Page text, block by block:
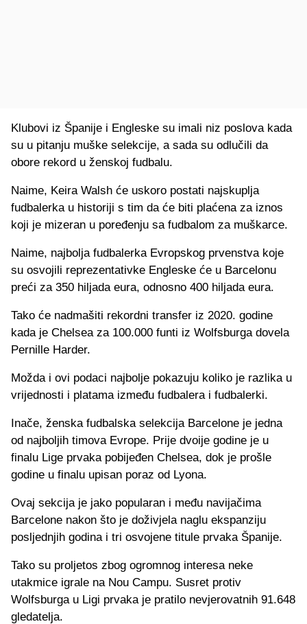
Klubovi iz Španije i Engleske su imali niz poslova kada
su u pitanju muške selekcije, a sada su odlučili da
obore rekord u ženskoj fudbalu.
Naime, Keira Walsh će uskoro postati najskuplja
fudbalerka u historiji s tim da će biti plaćena za iznos
koji je mizeran u poređenju sa fudbalom za muškarce.
Naime, najbolja fudbalerka Evropskog prvenstva koje
su osvojili reprezentativke Engleske će u Barcelonu
preći za 350 hiljada eura, odnosno 400 hiljada eura.
Tako će nadmašiti rekordni transfer iz 2020. godine
kada je Chelsea za 100.000 funti iz Wolfsburga dovela
Pernille Harder.
Možda i ovi podaci najbolje pokazuju koliko je razlika u
vrijednosti i platama između fudbalera i fudbalerki.
Inače, ženska fudbalska selekcija Barcelone je jedna
od najboljih timova Evrope. Prije dvoije godine je u
finalu Lige prvaka pobijeđen Chelsea, dok je prošle
godine u finalu upisan poraz od Lyona.
Ovaj sekcija je jako popularan i među navijačima
Barcelone nakon što je doživjela naglu ekspanziju
posljednjih godina i tri osvojene titule prvaka Španije.
Tako su proljetos zbog ogromnog interesa neke
utakmice igrale na Nou Campu. Susret protiv
Wolfsburga u Ligi prvaka je pratilo nevjerovatnih 91.648
gledatelja.